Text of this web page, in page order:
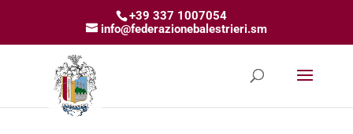
+39 337 1007054
info@federazionebalestrieri.sm